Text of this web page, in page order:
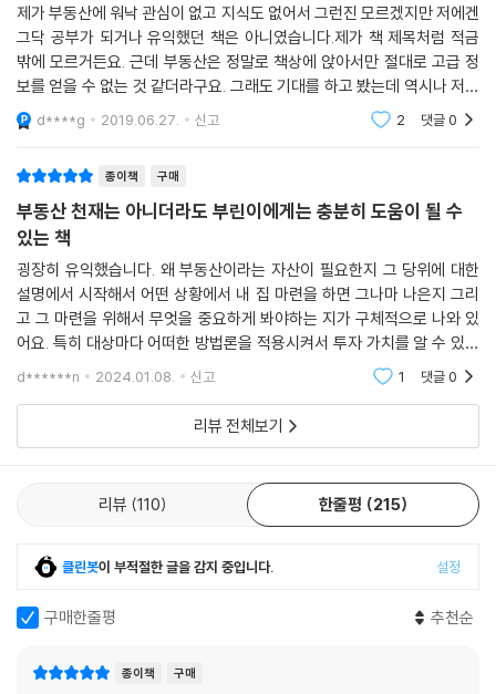
제가 부동산에 워낙 관심이 없고 지식도 없어서 그런진 모르겠지만 저에겐
그닥 공부가 되거나 유익했던 책은 아니였습니다.제가 책 제목처럼 적금
밖에 모르거든요. 근데 부동산은 정말로 책상에 앉아서만 절대로 고급 정
보를 얻을 수 없는 것 같더라구요. 그래도 기대를 하고 봤는데 역시나 저하
고 부동산은 안 맞는걸로다 ㅎㅎ책으로만 봐서는 제가 부동산 천재는 고사
하고 지식인도
d****g 2019.06.27. 신고 2 댓글0
종이책 구매
부동산 천재는 아니더라도 부린이에게는 충분히 도움이 될 수
있는 책
굉장히 유익했습니다. 왜 부동산이라는 자산이 필요한지 그 당위에 대한
설명에서 시작해서 어떤 상황에서 내 집 마련을 하면 그나마 나은지 그리
고 그 마련을 위해서 무엇을 중요하게 봐야하는 지가 구체적으로 나와 있
어요. 특히 대상마다 어떠한 방법론을 적용시켜서 투자 가치를 알 수 있는
지를 구체적인 사례를 통해 보여주니까 훨씬 이해하기도 쉬웠습니다. 신도
d******n 2024.01.08. 신고 1 댓글0
리뷰 전체보기
리뷰 110 한줄평 215
클린봇이 부적절한 글을 감지 중입니다. 설정
구매한줄평 추천순
종이책 구매